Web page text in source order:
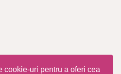
cookie-uri pentru a oferi cea